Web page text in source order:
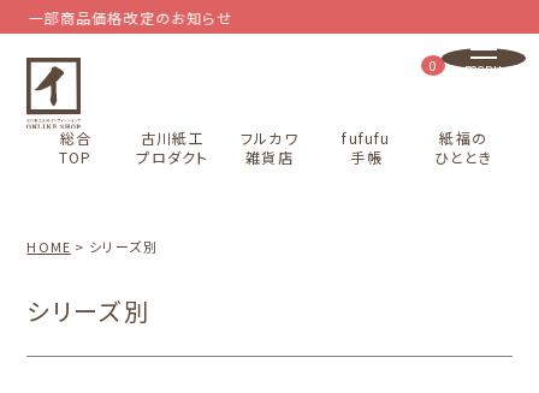
部商品価格改定のお知らせ
総合
TOP
古川紙工
プロダクト
フルカワ
雑貨店
fufufu
手帳
紙福の
ひととき
0
HOME シリーズ別
シリーズ別